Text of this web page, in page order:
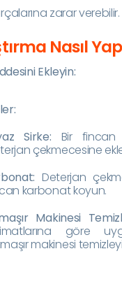
zarar verebilir.
Nasıl
Ekleyin:
Sirke: Bir fincan
çekmecesine
Deterjan
karbonat koyun.
Makinesi
göre
makinesi